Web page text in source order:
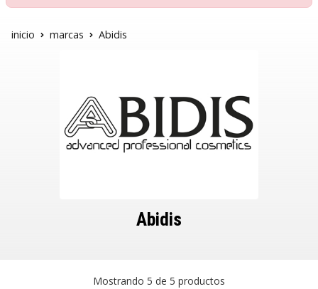
inicio marcas Abidis
Abidis
Mostrando 5 de 5 productos